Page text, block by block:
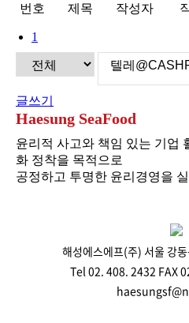
번호 제목 작성자
1
글쓰기
Haesung SeaFood
윤리적 사고와 책임 있는 기업
화 정착을 목적으로
공정하고 투명한 윤리경영을
해성에스에프(주) 서울 강
Tel 02. 408. 2432 FAX